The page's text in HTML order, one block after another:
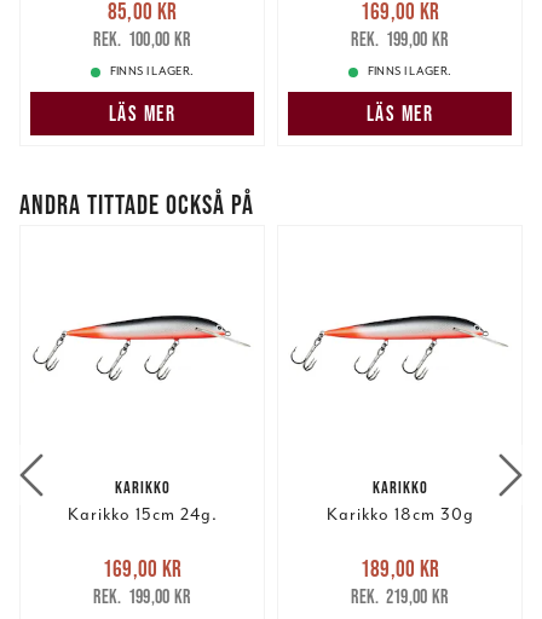
85,00 krTidigare pris
100,00 kr
85,00 kr
100,00 kr
FINNS I LAGER.
LÄS MER
169,00 krTidigare pris
199,00 kr
169,00 kr
199,00 kr
FINNS I LAGER.
LÄS MER
ANDRA TITTADE OCKSÅ PÅ
KARIKKO
Karikko 15cm 24g.
Nuvarande pris
169,00 krTidigare pris
199,00 kr
169,00 kr
199,00 kr
KARIKKO
Karikko 18cm 30g
Nuvarande pris
189,00 krTidigare pris
219,00 kr
189,00 kr
219,00 kr